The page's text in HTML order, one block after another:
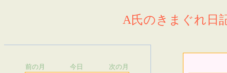
A氏のきまぐれ日
前の月 今日 次の月